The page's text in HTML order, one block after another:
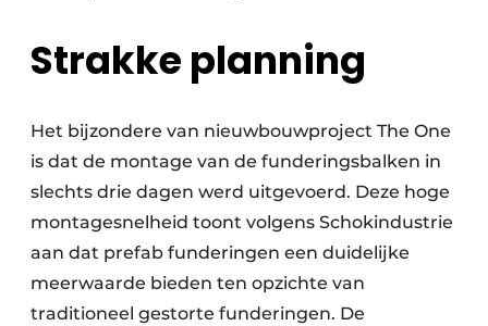
Strakke planning
Het bijzondere van nieuwbouwproject The One
is dat de montage van de funderingsbalken in
slechts drie dagen werd uitgevoerd. Deze hoge
montagesnelheid toont volgens Schokindustrie
aan dat prefab funderingen een duidelijke
meerwaarde bieden ten opzichte van
traditioneel gestorte funderingen. De